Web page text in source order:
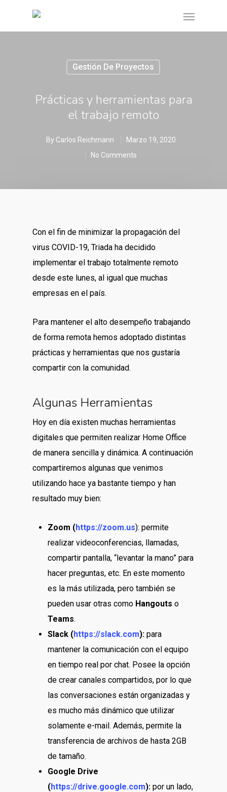
Gestión De Proyectos
Prácticas y herramientas para
el trabajo remoto
By Carlos Reichmann
Marzo 19, 2020
No Comments
Con el fin de minimizar la propagación del
virus COVID-19, Triada ha decidido
implementar el trabajo totalmente remoto
desde este lunes, al igual que muchas
empresas en el país.
Para mantener el alto desempeño trabajando
de forma remota hemos adoptado distintas
prácticas y herramientas que nos gustaría
compartir con la comunidad.
Algunas Herramientas
Hoy en día existen muchas herramientas
digitales que permiten realizar Home Office
de manera sencilla y dinámica. A continuación
compartiremos algunas que venimos
utilizando hace ya bastante tiempo y han
resultado muy bien:
Zoom (https://zoom.us): permite
realizar videoconferencias, llamadas,
compartir pantalla, “levantar la mano” para
hacer preguntas, etc. En este momento
es la más utilizada, pero también se
pueden usar otras como Hangouts o
Teams.
Slack (https://slack.com): para
mantener la comunicación con el equipo
en tiempo real por chat. Posee la opción
de crear canales compartidos, por lo que
las conversaciones están organizadas y
es mucho más dinámico que utilizar
solamente e-mail. Además, permite la
transferencia de archivos de hasta 2GB
de tamaño.
Google Drive
(https://drive.google.com): por un lado,